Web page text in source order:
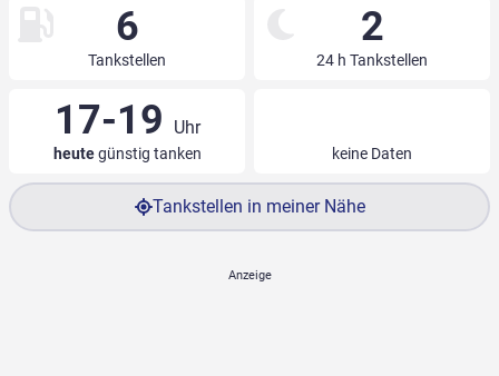
6
Tankstellen
2
24 h Tankstellen
17-19 Uhr
heutegünstig tanken keine Daten
Tankstellen in meiner Nähe